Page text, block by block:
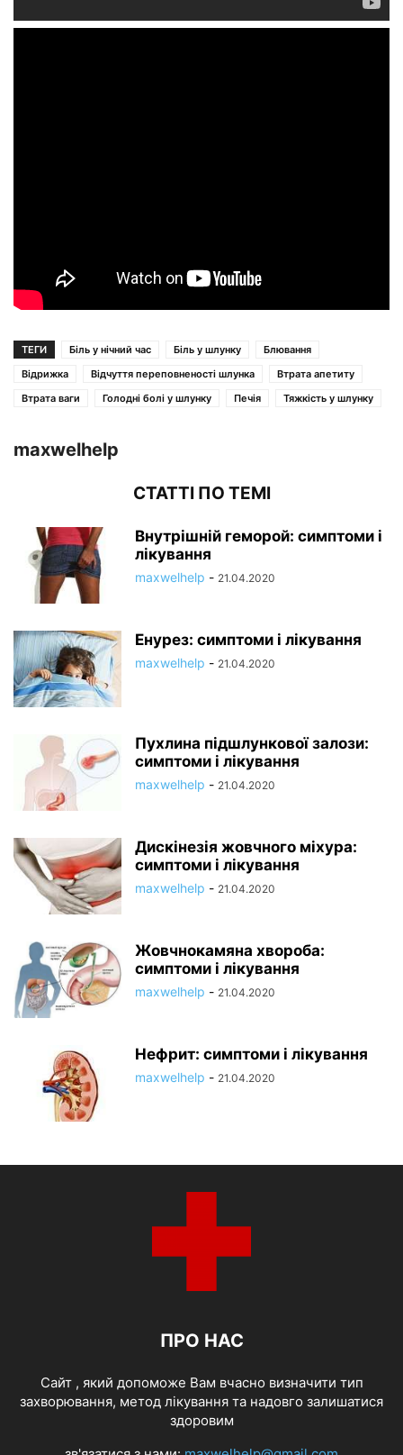
ТЕГИ Біль у нічний час Біль у шлунку
Блювання
Відрижка
Відчуття переповненості шлунка
Втрата апетиту
Втрата ваги
Голодні болі у шлунку Печія Тяжкість у шлунку
maxwelhelp
СТАТТІ ПО ТЕМІ
Внутрішній геморой: симптоми і
лікування
maxwelhelp - 21.04.2020
Енурез: симптоми і лікування
maxwelhelp - 21.04.2020
Пухлина підшлункової залози:
симптоми і лікування
maxwelhelp - 21.04.2020
Дискінезія жовчного міхура:
симптоми і лікування
maxwelhelp - 21.04.2020
Жовчнокамяна хвороба:
симптоми і лікування
maxwelhelp - 21.04.2020
Нефрит: симптоми і лікування
maxwelhelp - 21.04.2020
ПРО НАС
Cайт , який допоможе Вам вчасно визначити тип
захворювання, метод лікування та надовго залишатися
здоровим